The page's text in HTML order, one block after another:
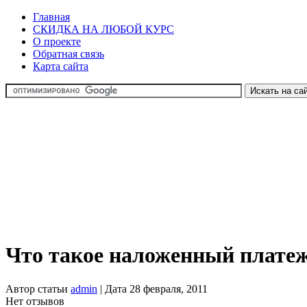
Главная
СКИДКА НА ЛЮБОЙ КУРС
О проекте
Обратная связь
Карта сайта
Что такое наложенный
Автор статьи admin | Дата 28 февраля, 2011
Нет отзывов